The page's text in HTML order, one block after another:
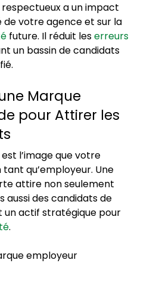
a un impact
votre agence et sur la
future. Il réduit leserreurs
un bassin de candidats
Marque
pour Attirer les
l’image que votre
qu’employeur. Une
attire non seulement
aussi des candidats de
un actif stratégique pour
.
employeur